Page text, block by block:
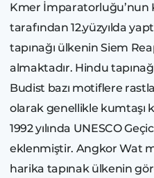
Kmer İmparatorluğu’nun
tarafından 12.yüzyılda
tapınağı ülkenin Siem
almaktadır. Hindu
Budist bazı motiflere
olarak genellikle kumtaşı
1992 yılında UNESCO
eklenmiştir. Angkor Wat
harika tapınak ülkenin